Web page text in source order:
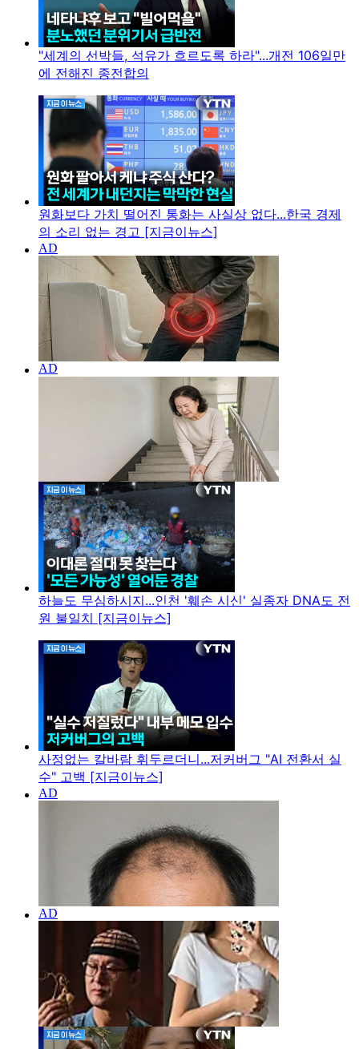
"세계의 선박들, 석유가 흐르도록 하라"...개전 106일만
에 전해진 종전합의
원화보다 가치 떨어진 통화는 사실상 없다...한국 경제
의 소리 없는 경고 [지금이뉴스]
하늘도 무심하시지...인천 '훼손 시신' 실종자 DNA도 전
원 불일치 [지금이뉴스]
사정없는 칼바람 휘두르더니...저커버그 "AI 전환서 실
수" 고백 [지금이뉴스]